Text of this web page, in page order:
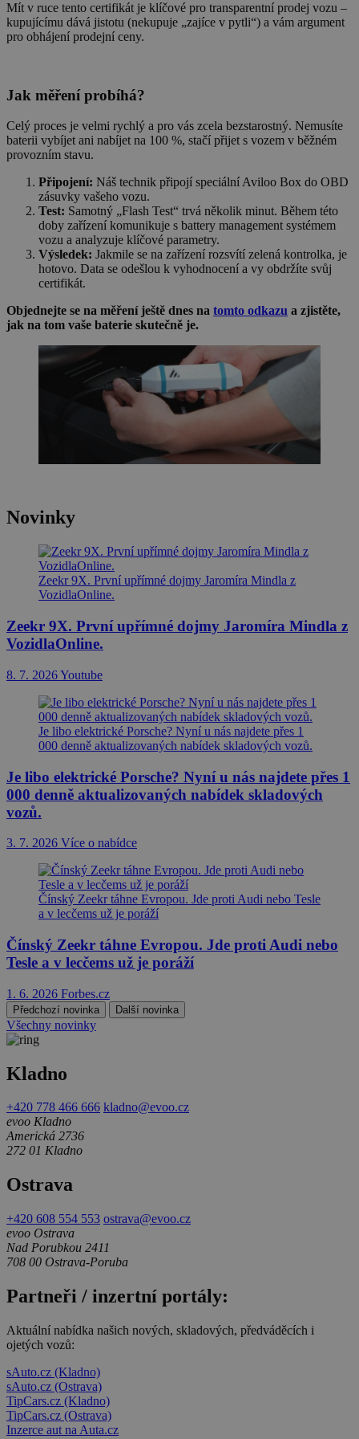
Mít v ruce tento certifikát je klíčové pro transparentní prodej vozu –
kupujícímu dává jistotu (nekupuje „zajíce v pytli“) a vám argument
pro obhájení prodejní ceny.
Jak měření probíhá?
Celý proces je velmi rychlý a pro vás zcela bezstarostný. Nemusíte
baterii vybíjet ani nabíjet na 100 %, stačí přijet s vozem v běžném
provozním stavu.
Připojení: Náš technik připojí speciální Aviloo Box do OBD
zásuvky vašeho vozu.
Test: Samotný „Flash Test“ trvá několik minut. Během této
doby zařízení komunikuje s battery management systémem
vozu a analyzuje klíčové parametry.
Výsledek: Jakmile se na zařízení rozsvítí zelená kontrolka, je
hotovo. Data se odešlou k vyhodnocení a vy obdržíte svůj
certifikát.
Objednejte se na měření ještě dnes na tomto odkazu a zjistěte,
jak na tom vaše baterie skutečně je.
Novinky
Zeekr 9X. První upřímné dojmy Jaromíra Mindla z
VozidlaOnline.
Zeekr 9X. První upřímné dojmy Jaromíra Mindla z
VozidlaOnline.
8. 7. 2026Youtube
Je libo elektrické Porsche? Nyní u nás najdete přes 1
000 denně aktualizovaných nabídek skladových vozů.
Je libo elektrické Porsche? Nyní u nás najdete přes 1
000 denně aktualizovaných nabídek skladových
vozů.
3. 7. 2026 Více o nabídce
Čínský Zeekr táhne Evropou. Jde proti Audi nebo Tesle
a v lecčems už je poráží
Čínský Zeekr táhne Evropou. Jde proti Audi nebo
Tesle a v lecčems už je poráží
1. 6. 2026 Forbes.cz
Předchozí novinka Další novinka
Všechny novinky
Kladno
+420 778 466 666 kladno@evoo.cz
evoo Kladno
Americká 2736
272 01 Kladno
Ostrava
+420 608 554 553 ostrava@evoo.cz
evoo Ostrava
Nad Porubkou 2411
708 00 Ostrava-Poruba
Partneři / inzertní portály:
Aktuální nabídka našich nových, skladových, předváděcích i
ojetých vozů:
sAuto.cz (Kladno)
sAuto.cz (Ostrava)
TipCars.cz (Kladno)
TipCars.cz (Ostrava)
Inzerce aut na Auta.cz